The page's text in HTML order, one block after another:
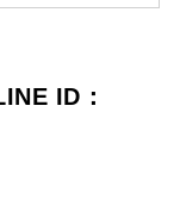
ID：